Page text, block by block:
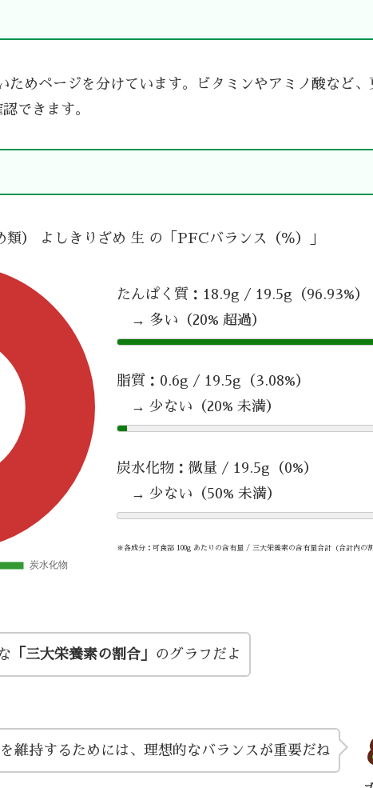
ためページを分けています。ビタミンやアミノ酸など、
できます。
類） よしきりざめ 生 の「PFCバランス（％）」
たんぱく質：18.9g / 19.5g（96.93%）
→ 多い（20% 超過）
脂質：0.6g / 19.5g（3.08%）
→ 少ない（20% 未満）
炭水化物：微量 / 19.5g（0%）
→ 少ない（50% 未満）
※各成分：可食部 100g あたりの含有量 / 三大栄養素の含有量合計（合計内の割
「三大栄養素の割合」 のグラフだよ
維持するためには、理想的なバランスが重要だね